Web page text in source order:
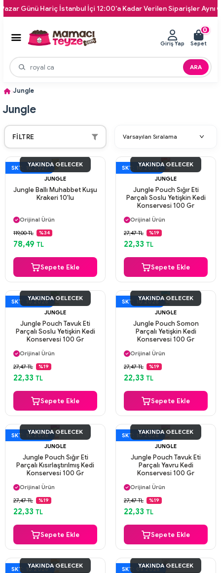
Günü Hariç İstanbul İçi 12:00'a Kadar Verilen Siparişler Aynı Gün
ARA
Giriş Yap
0
Sepet
Jungle
Jungle
FILTRE
SKT: 10.2027
YAKINDA GELECEK
JUNGLE
Jungle Ballı Muhabbet Kuşu
Krakeri 10'lu
Orijinal Ürün
Güvenli Ödeme
Aynı Gün Kargo
119,00 TL %34
78,49 TL
Sepete Ekle
SKT: 10.2026
YAKINDA GELECEK
JUNGLE
Jungle Pouch Sığır Eti
Parçalı Soslu Yetişkin Kedi
Konservesi 100 Gr
Aynı Gün Kargo
Orijinal Ürün
Güvenli Ödeme
Aynı Gün Kargo
27,47 TL %19
22,33 TL
Sepete Ekle
SKT: 10.2026
YAKINDA GELECEK
JUNGLE
Jungle Pouch Tavuk Eti
Parçalı Soslu Yetişkin Kedi
Konservesi 100 Gr
Aynı Gün Kargo
Orijinal Ürün
Güvenli Ödeme
Aynı Gün Kargo
27,47 TL %19
22,33 TL
Sepete Ekle
SKT: 10.2026
YAKINDA GELECEK
JUNGLE
Jungle Pouch Somon
Parçalı Yetişkin Kedi
Konservesi 100 Gr
Aynı Gün Kargo
Orijinal Ürün
Güvenli Ödeme
Aynı Gün Kargo
27,47 TL %19
22,33 TL
Sepete Ekle
SKT: 10.2026
YAKINDA GELECEK
JUNGLE
Jungle Pouch Sığır Eti
Parçalı Kısırlaştırılmış Kedi
Konservesi 100 Gr
Aynı Gün Kargo
Orijinal Ürün
Güvenli Ödeme
Aynı Gün Kargo
27,47 TL %19
22,33 TL
Sepete Ekle
SKT: 10.2026
YAKINDA GELECEK
JUNGLE
Jungle Pouch Tavuk Eti
Parçalı Yavru Kedi
Konservesi 100 Gr
Aynı Gün Kargo
Orijinal Ürün
Güvenli Ödeme
Aynı Gün Kargo
27,47 TL %19
22,33 TL
Sepete Ekle
SKT: 10.2026
YAKINDA GELECEK SKT: 05.2026
YAKINDA GELECEK